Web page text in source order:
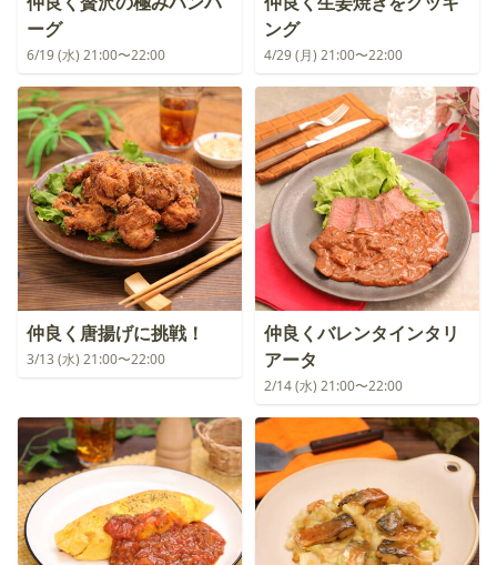
ーグ
6/19 (水) 21:00〜22:00
ング
4/29 (月) 21:00〜22:00
仲良く唐揚げに挑戦！
3/13 (水) 21:00〜22:00
仲良くバレンタインタリ
アータ
2/14 (水) 21:00〜22:00